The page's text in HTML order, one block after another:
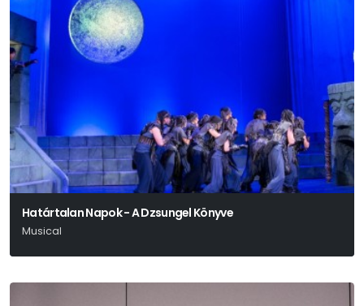
Határtalan Napok - A Dzsungel Könyve
Musical